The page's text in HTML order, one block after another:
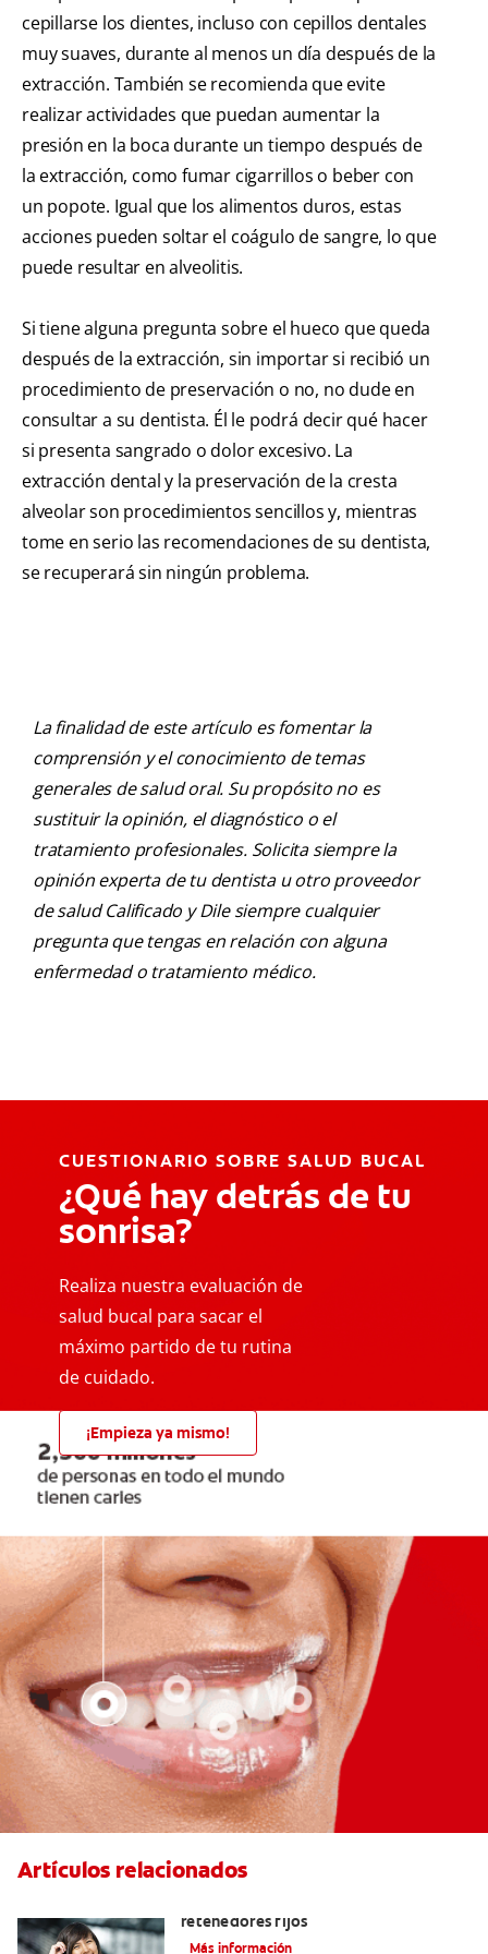
cepillarse los dientes, incluso con cepillos dentales
muy suaves, durante al menos un día después de la
extracción. También se recomienda que evite
realizar actividades que puedan aumentar la
presión en la boca durante un tiempo después de
la extracción, como fumar cigarrillos o beber con
un popote. Igual que los alimentos duros, estas
acciones pueden soltar el coágulo de sangre, lo que
puede resultar en alveolitis.
Si tiene alguna pregunta sobre el hueco que queda
después de la extracción, sin importar si recibió un
procedimiento de preservación o no, no dude en
consultar a su dentista. Él le podrá decir qué hacer
si presenta sangrado o dolor excesivo. La
extracción dental y la preservación de la cresta
alveolar son procedimientos sencillos y, mientras
tome en serio las recomendaciones de su dentista,
se recuperará sin ningún problema.
La finalidad de este artículo es fomentar la
comprensión y el conocimiento de temas
generales de salud oral. Su propósito no es
sustituir la opinión, el diagnóstico o el
tratamiento profesionales. Solicita siempre la
opinión experta de tu dentista u otro proveedor
de salud Calificado y Dile siempre cualquier
pregunta que tengas en relación con alguna
enfermedad o tratamiento médico.
CUESTIONARIO SOBRE SALUD BUCAL
¿Qué hay detrás de tu
sonrisa?
Realiza nuestra evaluación de
salud bucal para sacar el
máximo partido de tu rutina
de cuidado.
¡Empieza ya mismo!
Artículos relacionados
retenedores fijos
Más información